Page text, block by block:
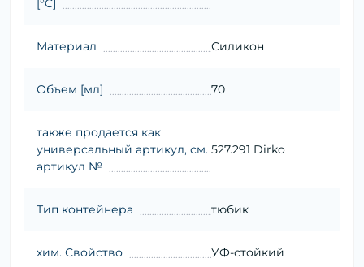
[°C]
Материал Силикон
Объем [мл] 70
также продается как
универсальный артикул, см.
артикул №
527.291 Dirko
Тип контейнера тюбик
хим. Свойство УФ-стойкий